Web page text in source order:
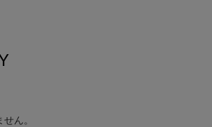
ん。